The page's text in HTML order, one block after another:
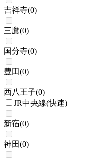
吉祥寺(0)
三鷹(0)
国分寺(0)
豊田(0)
西八王子(0)
JR中央線(快速)
新宿(0)
神田(0)